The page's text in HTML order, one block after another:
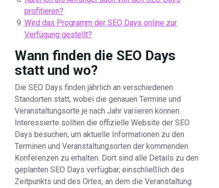
profitieren?
Wird das Programm der SEO Days online zur
Verfügung gestellt?
Wann finden die SEO Days
statt und wo?
Die SEO Days finden jährlich an verschiedenen
Standorten statt, wobei die genauen Termine und
Veranstaltungsorte je nach Jahr variieren können.
Interessierte sollten die offizielle Website der SEO
Days besuchen, um aktuelle Informationen zu den
Terminen und Veranstaltungsorten der kommenden
Konferenzen zu erhalten. Dort sind alle Details zu den
geplanten SEO Days verfügbar, einschließlich des
Zeitpunkts und des Ortes, an dem die Veranstaltung